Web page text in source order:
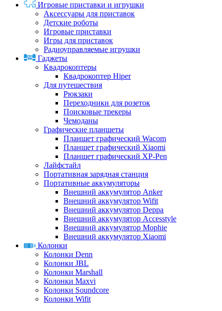
Игровые приставки и игрушки
Аксессуары для приставок
Детские роботы
Игровые приставки
Игры для приставок
Радиоуправляемые игрушки
Гаджеты
Квадрокоптеры
Квадрокоптер Hiper
Для путешествия
Рюкзаки
Переходники для розеток
Поисковые трекеры
Чемоданы
Графические планшеты
Планшет графический Wacom
Планшет графический Xiaomi
Планшет графический XP-Pen
Лайфстайл
Портативная зарядная станция
Портативные аккумуляторы
Внешний аккумулятор Anker
Внешний аккумулятор Wifit
Внешний аккумулятор Deppa
Внешний аккумулятор Accesstyle
Внешний аккумулятор Mophie
Внешний аккумулятор Xiaomi
Колонки
Колонки Denn
Колонки JBL
Колонки Marshall
Колонки Maxvi
Колонки Soundcore
Колонки Wifit